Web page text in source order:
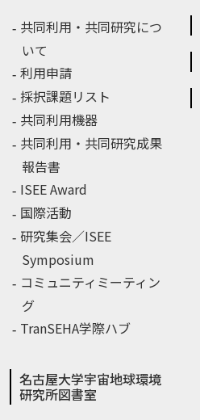
共同利用・共同研究につ
いて
利用申請
採択課題リスト
共同利用機器
共同利用・共同研究成果
報告書
ISEE Award
国際活動
研究集会／ISEE
Symposium
コミュニティミーティン
グ
TranSEHA学際ハブ
名古屋大学宇宙地球環境
研究所図書室